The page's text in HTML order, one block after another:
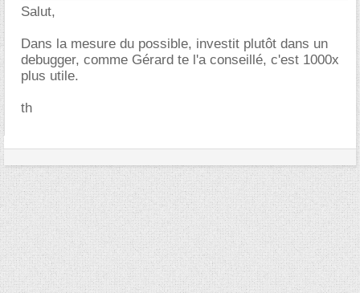
Salut,
Dans la mesure du possible, investit plutôt dans un
debugger, comme Gérard te l'a conseillé, c'est 1000x
plus utile.
th